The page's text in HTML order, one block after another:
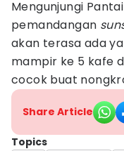
Mengunjungi
pemandangan
akan terasa ada
mampir ke 5 kafe
cocok buat
Share Article
Topics